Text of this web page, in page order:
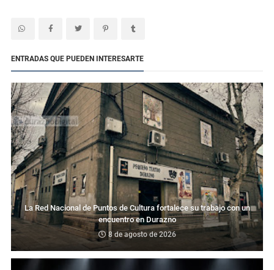
ENTRADAS QUE PUEDEN INTERESARTE
La Red Nacional de Puntos de Cultura fortalece su trabajo con un
encuentro en Durazno
8 de agosto de 2026